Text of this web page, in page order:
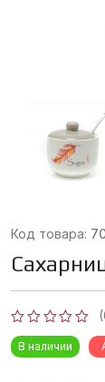
Код товара:
Оценка
0
из
(
В наличии